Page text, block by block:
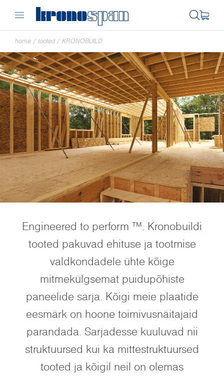
home / tooted / KRONOBUILD
Engineered to perform ™. Kronobuildi
tooted pakuvad ehituse ja tootmise
valdkondadele ühte kõige
mitmekülgsemat puidupõhiste
paneelide sarja. Kõigi meie plaatide
eesmärk on hoone toimivusnäitajaid
parandada. Sarjadesse kuuluvad nii
struktuursed kui ka mittestruktuursed
tooted ja kõigil neil on olemas